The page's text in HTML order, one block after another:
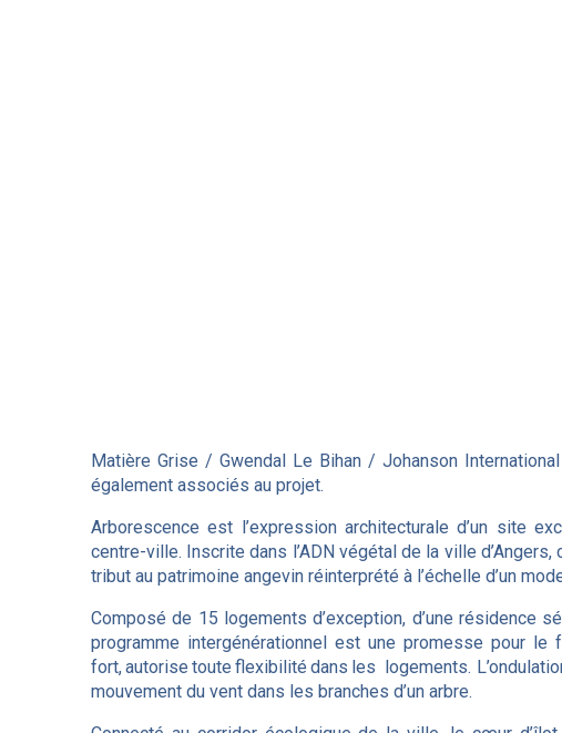
Matière Grise / Gwendal Le Bihan / Johanson
également associés au projet.
Arborescence est l’expression architecturale d’un site
centre-ville. Inscrite dans l’ADN végétal de la ville
tribut au patrimoine angevin réinterprété à l’échelle d’un
Composé de 15 logements d’exception, d’une résidence
programme intergénérationnel est une promesse pour le
fort, autorise toute flexibilité dans les logements.
mouvement du vent dans les branches d’un arbre.